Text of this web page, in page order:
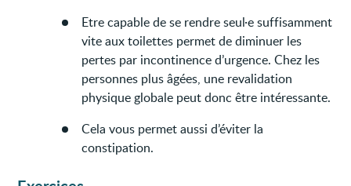
Etre capable de se rendre seul·e suffisamment
vite aux toilettes permet de diminuer les
pertes par incontinence d’urgence. Chez les
personnes plus âgées, une revalidation
physique globale peut donc être intéressante.
Cela vous permet aussi d’éviter la
constipation.